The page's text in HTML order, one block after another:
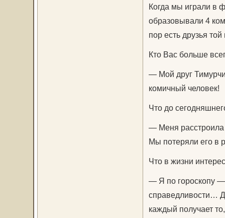
Когда мы играли в
образовывали 4
пор есть друзья
Кто Вас больше
— Мой друг
комичный человек!
Что до
— Меня расстроила
Мы потеряли его в
Что в жизни
— Я по гороскопу
справедливости…
каждый получает